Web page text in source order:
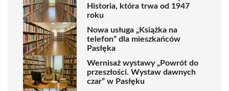
Historia, która trwa od 1947
roku
Nowa usługa „Książka na
telefon” dla mieszkańców
Pasłęka
Wernisaż wystawy „Powrót do
przeszłości. Wystaw dawnych
czar” w Pasłęku